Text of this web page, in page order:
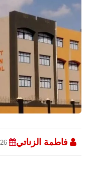
فاطمة الزناتي 03/01/2026